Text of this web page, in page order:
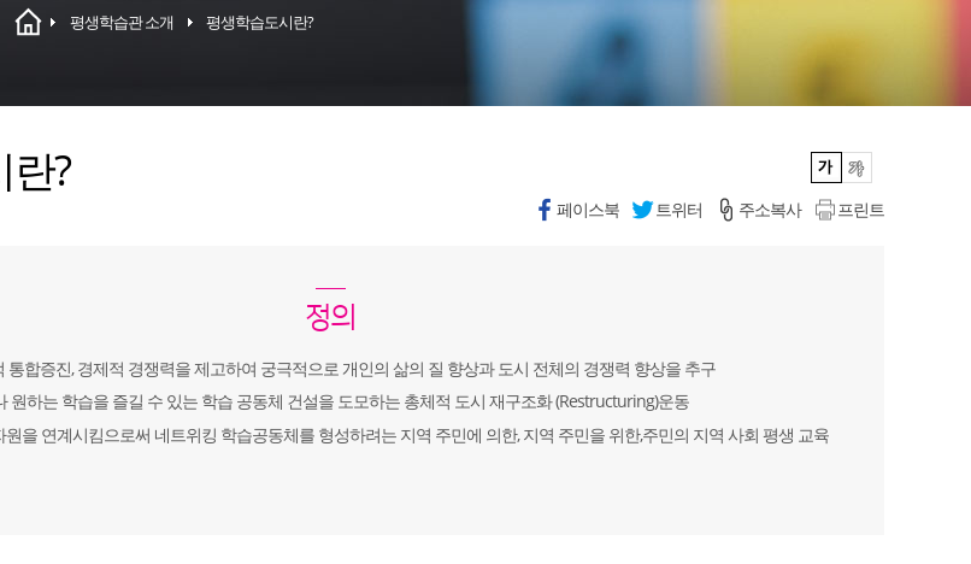
평생학습관 소개 평생학습도시란?
?
페이스북 트위터 주소복사 프린트
정의
통합증진, 경제적 경쟁력을 제고하여 궁극적으로 개인의 삶의 질 향상과 도시 전체의 경쟁력 향상을 추구
원하는 학습을 즐길 수 있는 학습 공동체 건설을 도모하는 총체적 도시 재구조화 (Restructuring)운동
을 연계시킴으로써 네트위킹 학습공동체를 형성하려는 지역 주민에 의한, 지역 주민을 위한,주민의 지역 사회 평생 교육